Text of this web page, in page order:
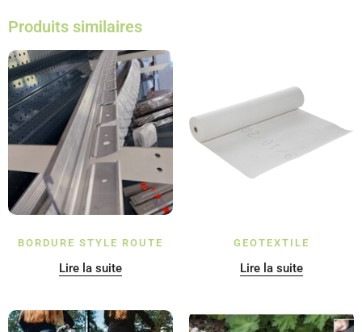
Produits similaires
BORDURE STYLE ROUTE
Lire la suite
GEOTEXTILE
Lire la suite